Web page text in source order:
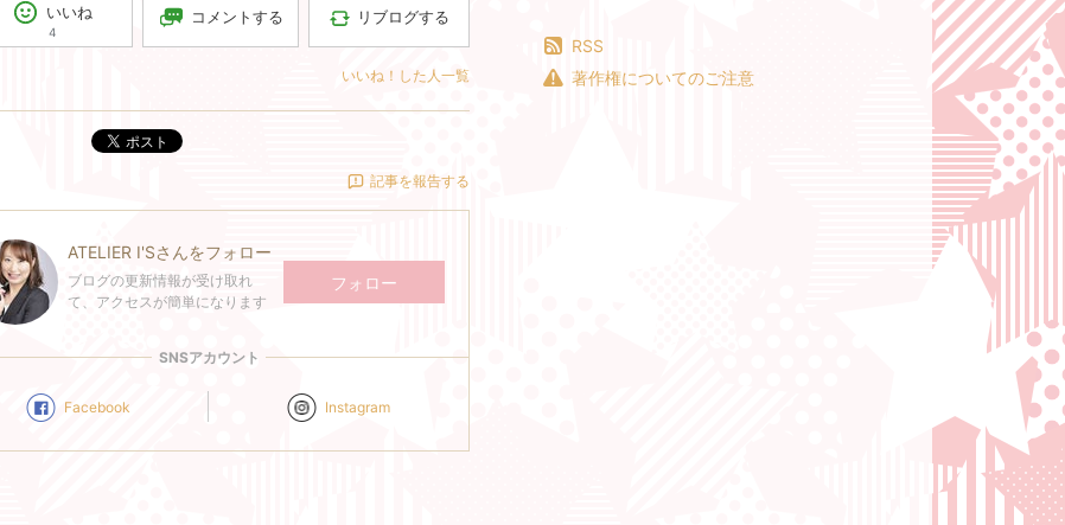
いいね
4
コメントする リブログする
いいね！した人一覧
ポスト
記事を報告する
ATELIER I'Sさんをフォロー
ブログの更新情報が受け取れ
て、アクセスが簡単になります
フォロー
SNSアカウント
Facebook Instagram
RSS
著作権についてのご注意